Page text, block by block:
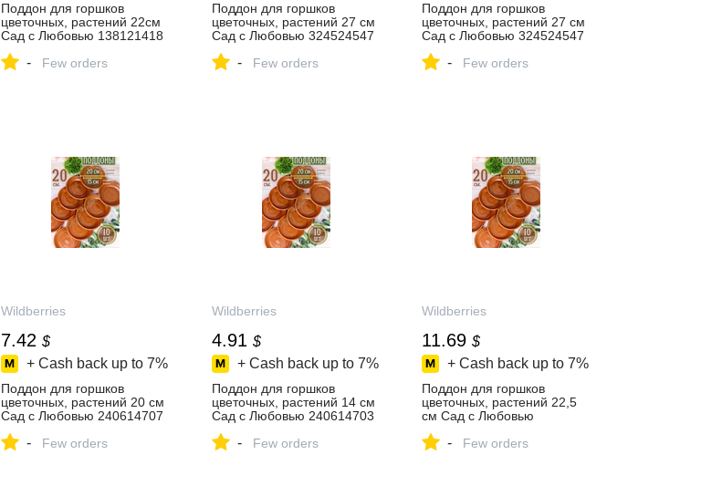
Поддон для горшков
цветочных, растений 22см
Сад с Любовью 138121418
интернет‑магазине
- Few orders
Поддон для горшков
цветочных, растений 27 см
Сад с Любовью 324524547
интернет‑магазине
- Few orders
Поддон для горшков
цветочных, растений 27 см
Сад с Любовью 324524547
интернет‑магазине
- Few orders
Wildberries
7.42 $
+ Cash back up to 7%
Поддон для горшков
цветочных, растений 20 см
Сад с Любовью 240614707
интернет‑магазине
- Few orders
Wildberries
4.91 $
+ Cash back up to 7%
Поддон для горшков
цветочных, растений 14 см
Сад с Любовью 240614703
интернет‑магазине
- Few orders
Wildberries
11.69 $
+ Cash back up to 7%
Поддон для горшков
цветочных, растений 22,5
см Сад с Любовью
в интернет‑магазине
- Few orders